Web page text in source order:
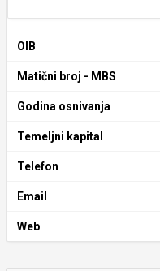
OIB
Matični broj - MBS
Godina osnivanja
Temeljni kapital
Telefon
Email
Web